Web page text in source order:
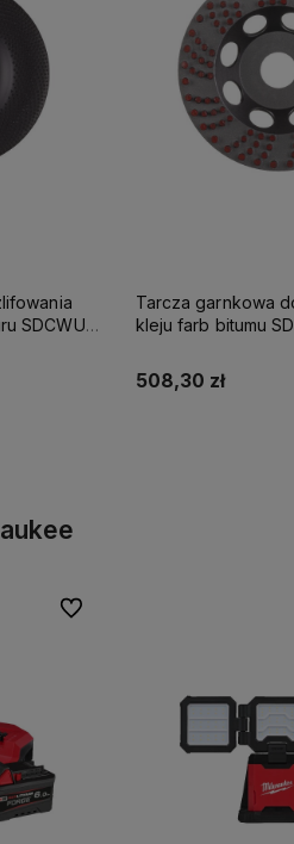
SDCWUG
Tarcza garnkowa
kleju farb bitumu
508,30 zł
Do ulubionych